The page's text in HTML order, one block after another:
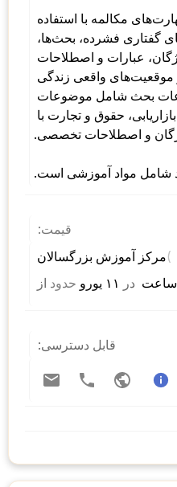
قیمت:
مرکز آموزش بزرگسالان (
از حدود در ساعت
قابل دسترسی: